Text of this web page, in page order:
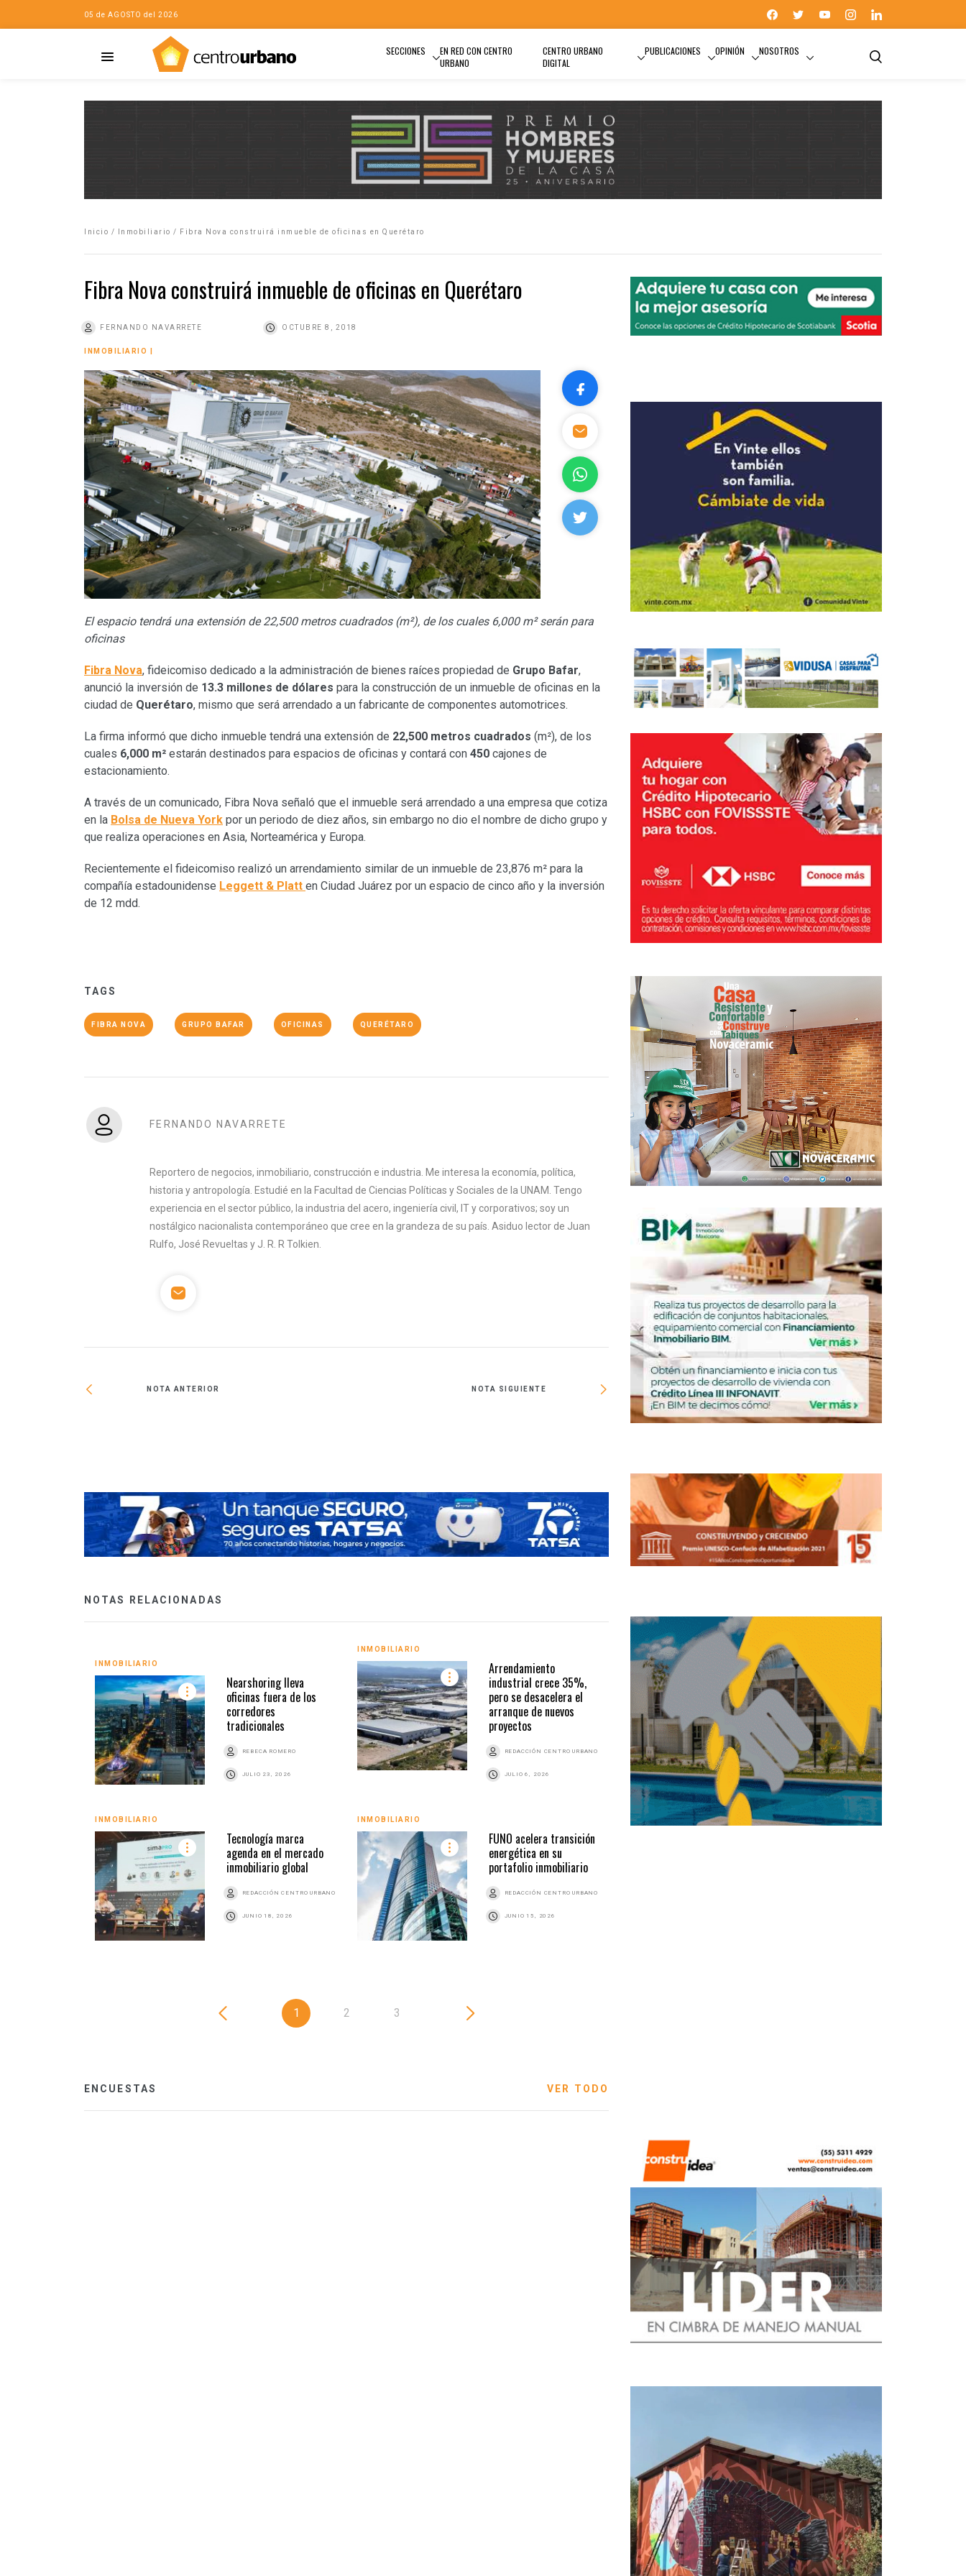
05 de AGOSTO del 2026
SECCIONES
EN RED CON CENTRO
URBANO
CENTRO URBANO
DIGITAL
PUBLICACIONES OPINIÓN NOSOTROS
Inicio / Inmobiliario / Fibra Nova construirá inmueble de oficinas en Querétaro
Fibra Nova construirá inmueble de oficinas en Querétaro
FERNANDO NAVARRETE OCTUBRE 8, 2018
INMOBILIARIO
El espacio tendrá una extensión de 22,500 metros cuadrados (m²), de los cuales 6,000 m² serán para
oficinas
Fibra Nova, fideicomiso dedicado a la administración de bienes raíces propiedad de Grupo Bafar,
anunció la inversión de 13.3 millones de dólares para la construcción de un inmueble de oficinas en la
ciudad de Querétaro, mismo que será arrendado a un fabricante de componentes automotrices.
La firma informó que dicho inmueble tendrá una extensión de 22,500 metros cuadrados (m²), de los
cuales 6,000 m² estarán destinados para espacios de oficinas y contará con 450 cajones de
estacionamiento.
A través de un comunicado, Fibra Nova señaló que el inmueble será arrendado a una empresa que cotiza
en la Bolsa de Nueva York por un periodo de diez años, sin embargo no dio el nombre de dicho grupo y
que realiza operaciones en Asia, Norteamérica y Europa.
Recientemente el fideicomiso realizó un arrendamiento similar de un inmueble de 23,876 m² para la
compañía estadounidense Leggett & Platt en Ciudad Juárez por un espacio de cinco año y la inversión
de 12 mdd.
TAGS
FIBRA NOVA GRUPO BAFAR OFICINAS QUERÉTARO
FERNANDO NAVARRETE
Reportero de negocios, inmobiliario, construcción e industria. Me interesa la economía, política,
historia y antropología. Estudié en la Facultad de Ciencias Políticas y Sociales de la UNAM. Tengo
experiencia en el sector público, la industria del acero, ingeniería civil, IT y corporativos; soy un
nostálgico nacionalista contemporáneo que cree en la grandeza de su país. Asiduo lector de Juan
Rulfo, José Revueltas y J. R. R Tolkien.
NOTA ANTERIOR NOTA SIGUIENTE
Infonavit va 5% por arriba de sus metas
NOTAS RELACIONADAS
INMOBILIARIO
Nearshoring lleva
oficinas fuera de los
corredores
tradicionales
REBECA ROMERO
JULIO 23, 2026
INMOBILIARIO
Arrendamiento
industrial crece 35%,
pero se desacelera el
arranque de nuevos
proyectos
REDACCIÓN CENTRO URBANO
JULIO 6, 2026
INMOBILIARIO
Tecnología marca
agenda en el mercado
inmobiliario global
REDACCIÓN CENTRO URBANO
JUNIO 18, 2026
INMOBILIARIO
FUNO acelera transición
energética en su
portafolio inmobiliario
REDACCIÓN CENTRO URBANO
JUNIO 15, 2026
INMOBILIARIO
Fibra Next acuerda
compra del portafolio
Atlas por 138 mdd
REDACCIÓN CENTRO URBANO
JUNIO 4, 2026
INMOBILIARIO
Certeza jurídica impulsa
1 2 3
ENCUESTAS VER TODO